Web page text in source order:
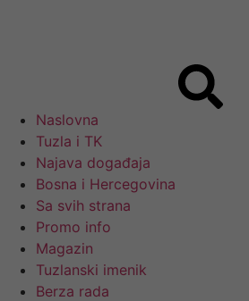
Naslovna
Tuzla i TK
Najava događaja
Bosna i Hercegovina
Sa svih strana
Promo info
Magazin
Tuzlanski imenik
Berza rada